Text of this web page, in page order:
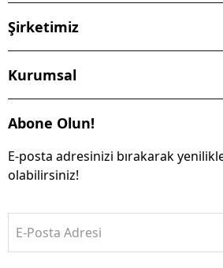
Şirketimiz
Kurumsal
Abone Olun!
E-posta adresinizi bırakarak
olabilirsiniz!
E-Posta Adresi